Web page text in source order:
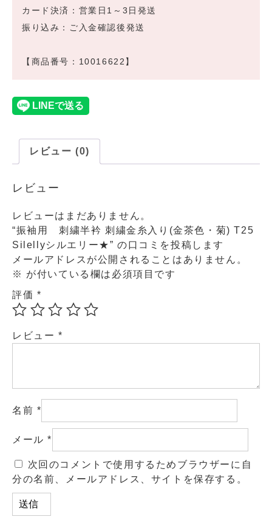
カード決済：営業日1～3日発送
振り込み：ご入金確認後発送
【商品番号：10016622】
レビュー (0)
レビュー
レビューはまだありません。
“振袖用 刺繍半衿 刺繍金糸入り(金茶色・菊) T25
Silellyシルエリー★” の口コミを投稿します
メールアドレスが公開されることはありません。
※ が付いている欄は必須項目です
評価 *
レビュー *
名前 *
メール*
次回のコメントで使用するためブラウザーに自
分の名前、メールアドレス、サイトを保存する。